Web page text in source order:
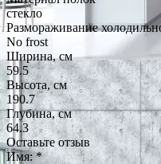
стекло
Размораживание
No frost
Ширина, см
59.5
Высота, см
190.7
Глубина, см
64.3
Оставьте отзыв
Имя:*